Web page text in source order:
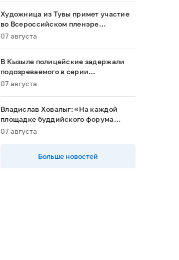
Художница из Тувы примет участие
во Всероссийском пленэре
акварелистов в Ханты-Мансийске
07 августа
В Кызыле полицейские задержали
подозреваемого в серии
мошенничеств
07 августа
Владислав Ховалыг: «На каждой
площадке буддийского форума
будет обеспечен строгий контроль
07 августа
Больше новостей